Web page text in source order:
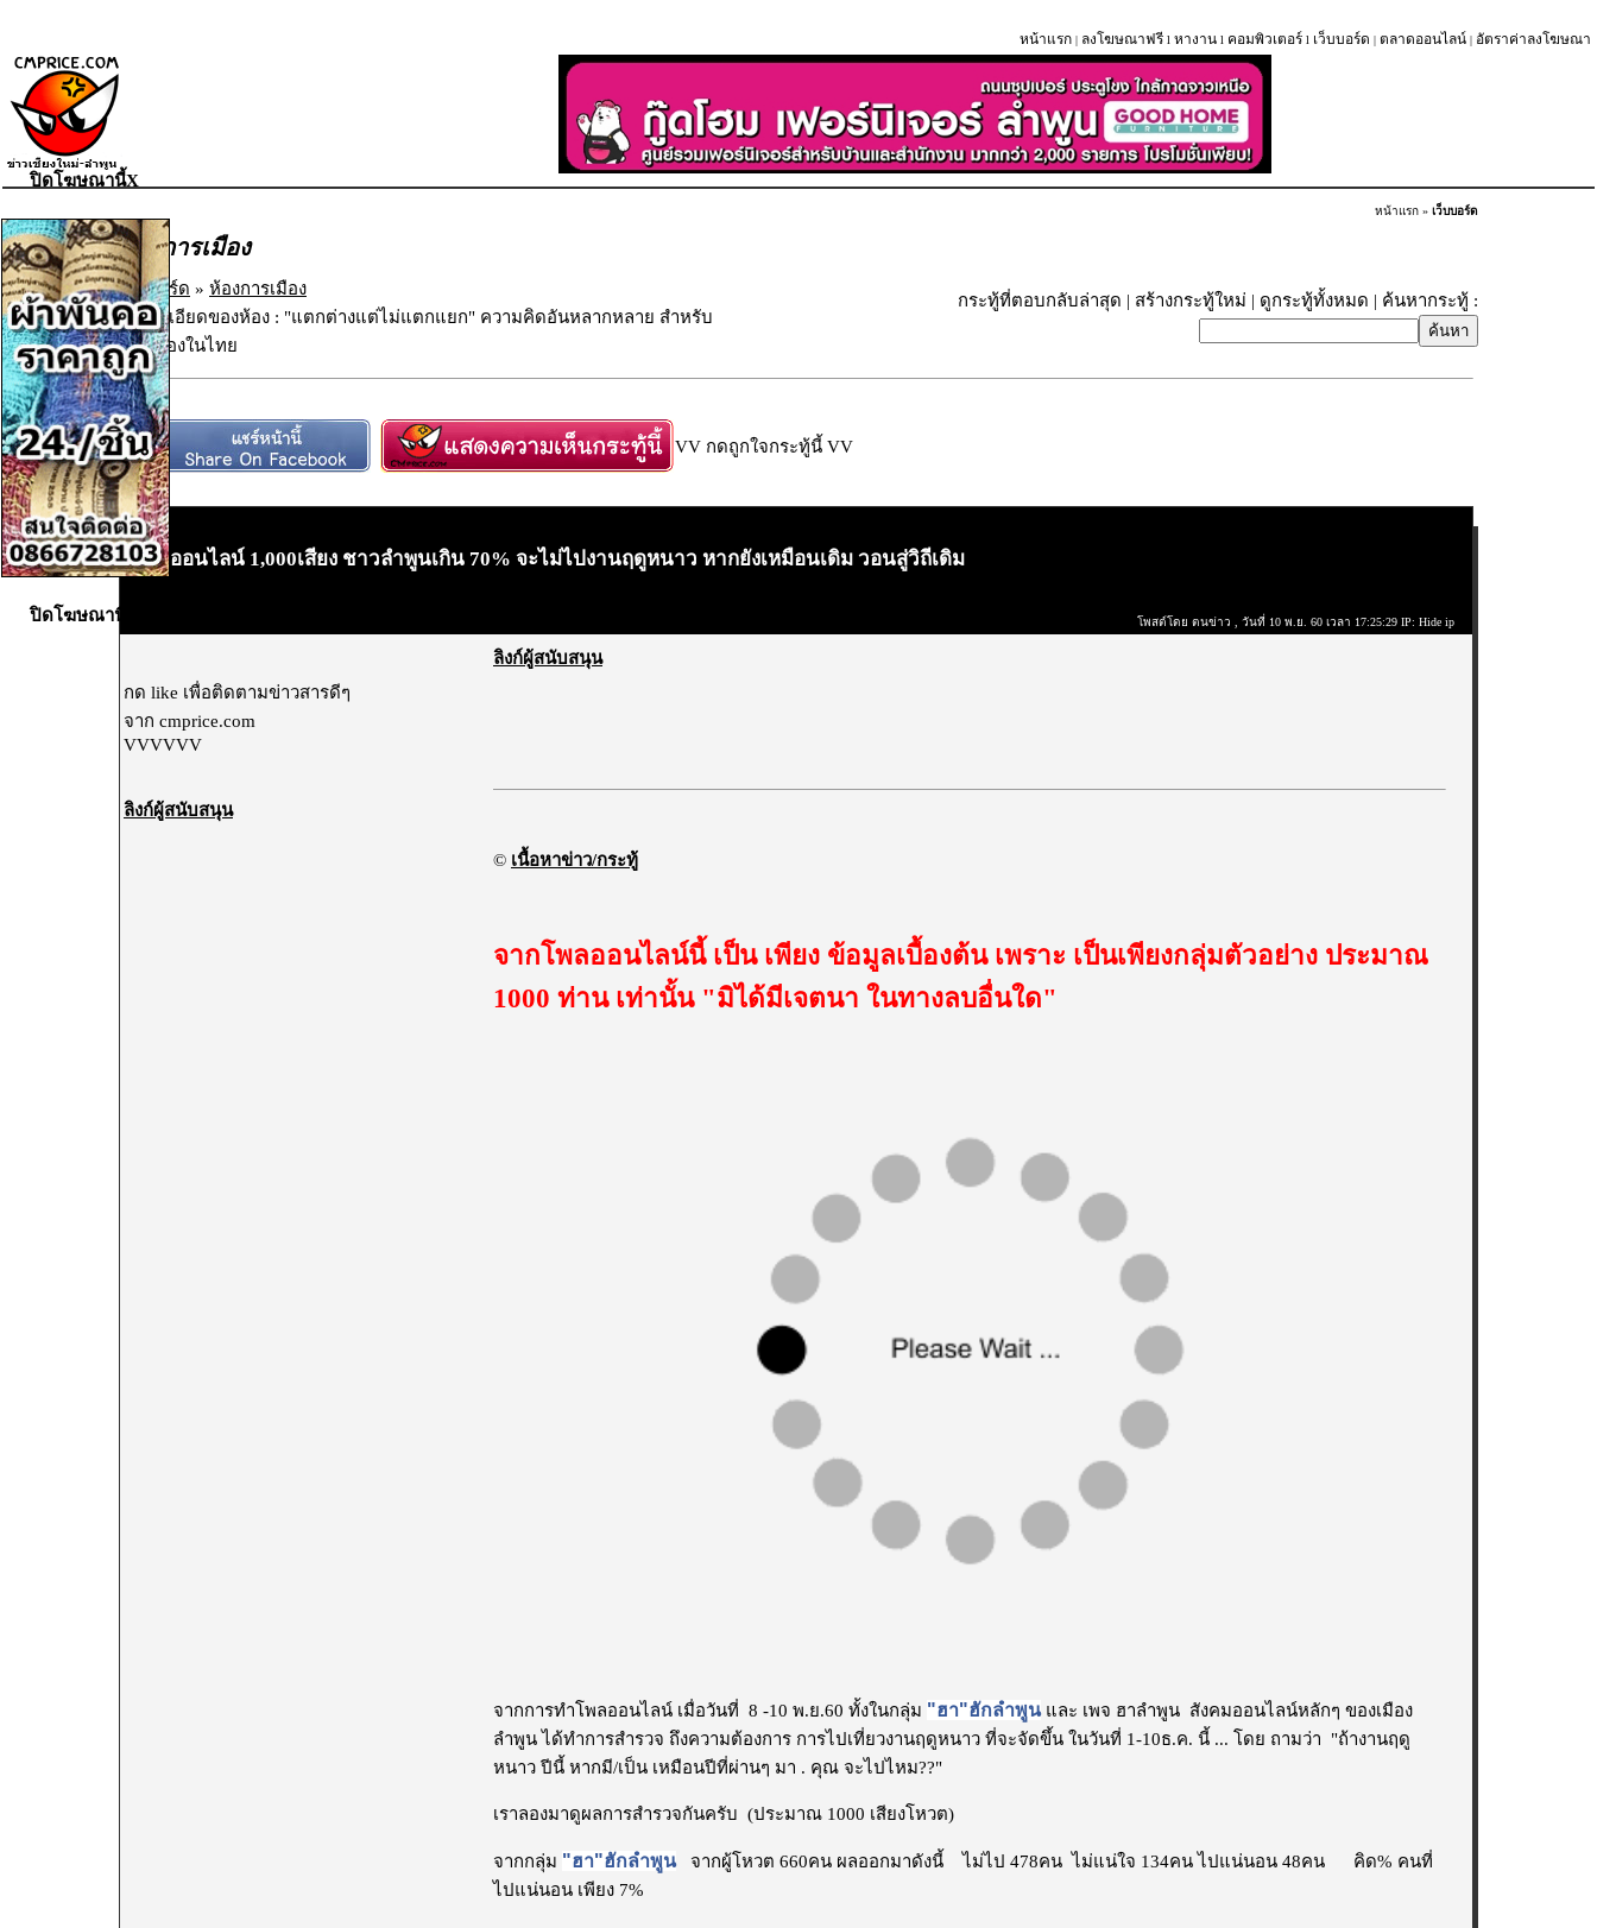
หน้าแรก | ลงโฆษณาฟรี l หางาน l คอมพิวเตอร์ l เว็บบอร์ด | ตลาดออนไลน์ | อัตราค่าลงโฆษณา
หน้าแรก » เว็บบอร์ด
ห้องการเมือง
เว็บบอร์ด » ห้องการเมือง
รายละเอียดของห้อง : "แตกต่างแต่ไม่แตกแยก" ความคิดอันหลากหลาย สำหรับ
การเมืองในไทย
กระทู้ที่ตอบกลับล่าสุด | สร้างกระทู้ใหม่ | ดูกระทู้ทั้งหมด | ค้นหากระทู้ :
VV กดถูกใจกระทู้นี้ VV
•โพลออนไลน์ 1,000เสียง ชาวลำพูนเกิน 70% จะไม่ไปงานฤดูหนาว หากยังเหมือนเดิม วอนสู่วิถีเดิม
โพสต์โดย ตนข่าว , วันที่ 10 พ.ย. 60 เวลา 17:25:29 IP: Hide ip
กด like เพื่อติดตามข่าวสารดีๆ
จาก cmprice.com
VVVVVV
ลิงก์ผู้สนับสนุน
ลิงก์ผู้สนับสนุน
© เนื้อหาข่าว/กระทู้
จากโพลออนไลน์นี้ เป็น เพียง ข้อมูลเบื้องต้น เพราะ เป็นเพียงกลุ่มตัวอย่าง ประมาณ
1000 ท่าน เท่านั้น "มิได้มีเจตนา ในทางลบอื่นใด"
จากการทำโพลออนไลน์ เมื่อวันที่ 8 -10 พ.ย.60 ทั้งในกลุ่ม "ฮา"ฮักลำพูนและ เพจ ฮาลำพูน สังคมออนไลน์หลักๆ ของเมือง
ลำพูน ได้ทำการสำรวจ ถึงความต้องการ การไปเที่ยวงานฤดูหนาว ที่จะจัดขึ้น ในวันที่ 1-10ธ.ค. นี้ ... โดย ถามว่า "ถ้างานฤดู
หนาว ปีนี้ หากมี/เป็น เหมือนปีที่ผ่านๆ มา . คุณ จะไปไหม??"
เราลองมาดูผลการสำรวจกันครับ (ประมาณ 1000 เสียงโหวต)
จากกลุ่ม "ฮา"ฮักลำพูนจากผู้โหวต 660คน ผลออกมาดังนี้ ไม่ไป 478คน ไม่แน่ใจ 134คน ไปแน่นอน 48คน คิด% คนที่
ไปแน่นอน เพียง 7%
ปิดโฆษณานี้X
ปิดโฆษณานี้X